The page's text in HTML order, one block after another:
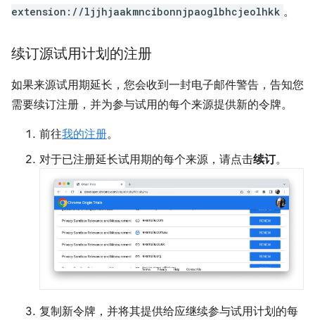
extension://ljjhjaakmncibonnjpaoglbhcjeolhkk 。
续订源试用计划的注册
如果来源试用期延长，您会收到一封电子邮件警告，告知您
需要续订注册，并为参与试用的每个来源提供新的令牌。
前往我的注册。
对于已注册延长试用期的每个来源，请点击续订。
复制新令牌，并将其提供给应继续参与试用计划的每